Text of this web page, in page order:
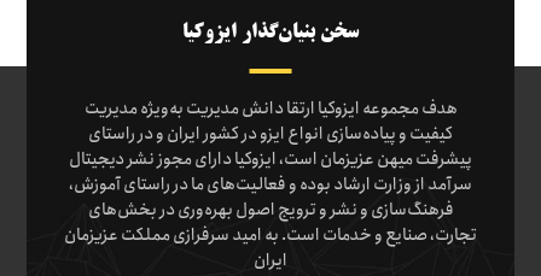
سخن بنیان‌گذار ایزوکیا
هدف مجموعه ایزوکیا ارتقا دانش مدیریت به‌ویژه مدیریت
کیفیت و پیاده‌سازی انواع ایزو در کشور ایران و در راستای
پیشرفت میهن عزیزمان است، ایزوکیا دارای مجوز نشر دیجیتال
سرآمد از وزارت ارشاد بوده و فعالیت‌های ما در راستای آموزش،
فرهنگ‌سازی و نشر و ترویج اصول بهره‌وری در بخش‌های
تجارت، صنایع و خدمات است. به امید سرفرازی مملکت عزیزمان
ایران